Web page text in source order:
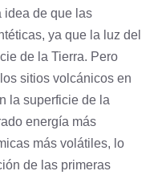
idea de que las
ya que la luz del
de la Tierra. Pero
sitios volcánicos en
la superficie de la
energía más
más volátiles, lo
de las primeras